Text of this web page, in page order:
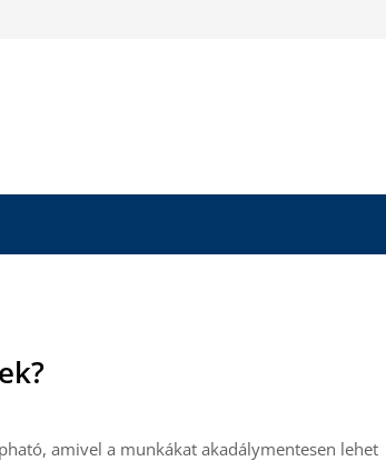
amivel a munkákat akadálymentesen lehet